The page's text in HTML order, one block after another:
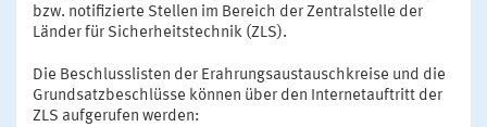
bzw. notifizierte Stellen im Bereich der Zentralstelle der
Länder für Sicherheitstechnik (ZLS).
Die Beschlusslisten der Erahrungsaustauschkreise und die
Grundsatzbeschlüsse können über den Internetauftritt der
ZLS aufgerufen werden: